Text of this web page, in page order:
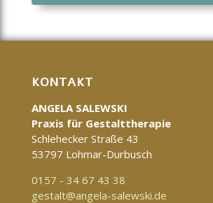
KONTAKT
ANGELA SALEWSKI
Praxis für Gestalttherapie
Schlehecker Straße 43
53797 Lohmar-Durbusch
0157 - 34 67 43 38
gestalt@angela-salewski.de